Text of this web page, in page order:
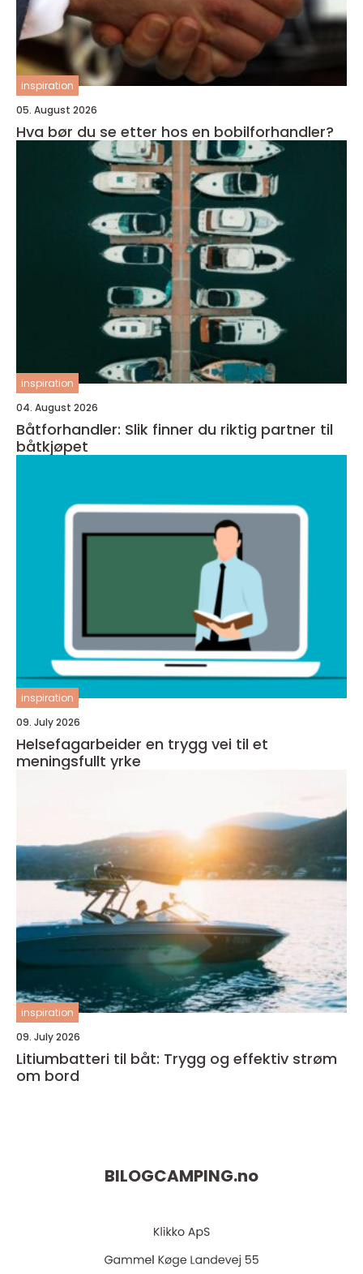
inspiration
05. August 2026
Hva bør du se etter hos en bobilforhandler?
inspiration
04. August 2026
Båtforhandler: Slik finner du riktig partner til
båtkjøpet
inspiration
09. July 2026
Helsefagarbeider en trygg vei til et
meningsfullt yrke
inspiration
09. July 2026
Litiumbatteri til båt: Trygg og effektiv strøm
om bord
BILOGCAMPING.no